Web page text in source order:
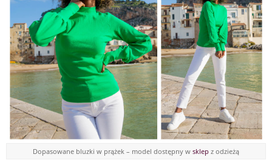
Dopasowane bluzki w prążek – model dostępny w sklep z odzieżą